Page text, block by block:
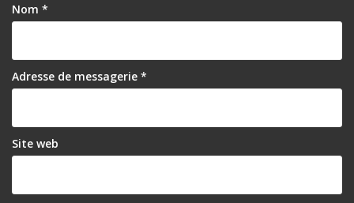
’
a
r
i
c
l
Nom *
Adresse de messagerie *
Site web